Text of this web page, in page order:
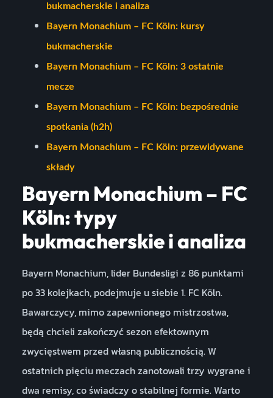
bukmacherskie i analiza
Bayern Monachium – FC Köln: kursy
bukmacherskie
Bayern Monachium – FC Köln: 3 ostatnie
mecze
Bayern Monachium – FC Köln: bezpośrednie
spotkania (h2h)
Bayern Monachium – FC Köln: przewidywane
składy
Bayern Monachium – FC
Köln: typy
bukmacherskie i analiza
Bayern Monachium, lider Bundesligi z 86 punktami
po 33 kolejkach, podejmuje u siebie 1. FC Köln.
Bawarczycy, mimo zapewnionego mistrzostwa,
będą chcieli zakończyć sezon efektownym
zwycięstwem przed własną publicznością. W
ostatnich pięciu meczach zanotowali trzy wygrane i
dwa remisy, co świadczy o stabilnej formie. Warto